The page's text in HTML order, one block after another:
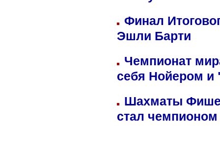
Финал
Эшли Барти
Чемпионат
себя Нойером и
Шахматы
стал